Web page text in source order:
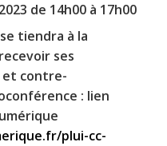
de 14h00 à 17h00
tiendra à la
ses
et contre-
: lien
plui-cc-